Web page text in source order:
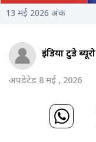
13 मई 2026 अंक
इंडिया टुडे ब्यूरो
अपडेटेड 8 मई , 2026